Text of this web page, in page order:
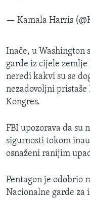
— Kamala Harris
Inače, u Washington
garde iz cijele
neredi kakvi su se
nezadovoljni
Kongres.
FBI upozorava da su
sigurnosti tokom
osnaženi ranijim
Pentagon je odobrio
Nacionalne garde za